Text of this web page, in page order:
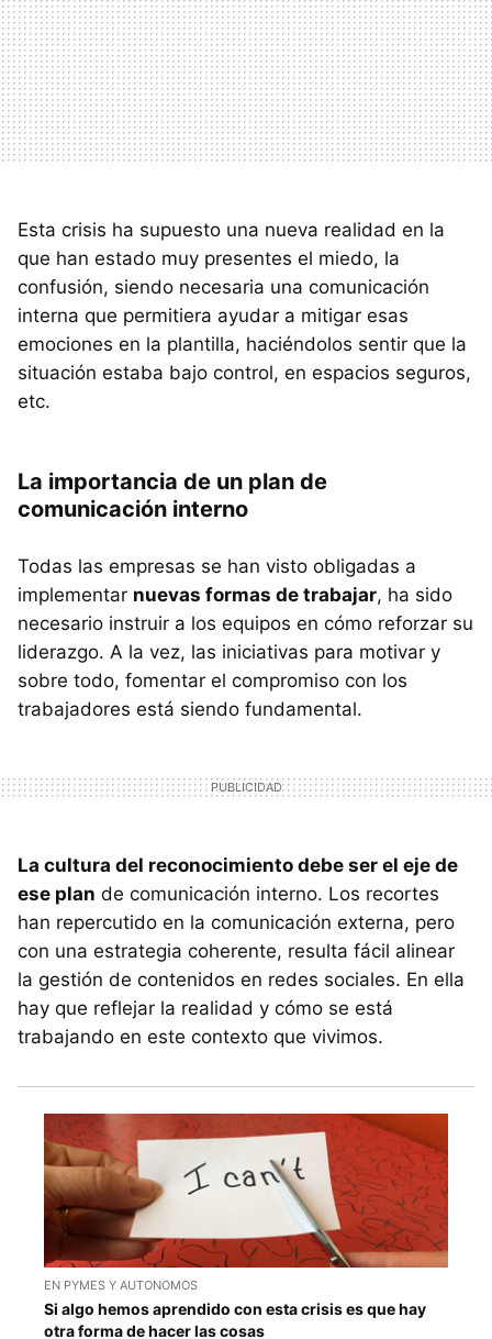
Esta crisis ha supuesto una nueva realidad en la
que han estado muy presentes el miedo, la
confusión, siendo necesaria una comunicación
interna que permitiera ayudar a mitigar esas
emociones en la plantilla, haciéndolos sentir que la
situación estaba bajo control, en espacios seguros,
etc.
La importancia de un plan de
comunicación interno
Todas las empresas se han visto obligadas a
implementar nuevas formas de trabajar, ha sido
necesario instruir a los equipos en cómo reforzar su
liderazgo. A la vez, las iniciativas para motivar y
sobre todo, fomentar el compromiso con los
trabajadores está siendo fundamental.
La cultura del reconocimiento debe ser el eje de
ese plan de comunicación interno. Los recortes
han repercutido en la comunicación externa, pero
con una estrategia coherente, resulta fácil alinear
la gestión de contenidos en redes sociales. En ella
hay que reflejar la realidad y cómo se está
trabajando en este contexto que vivimos.
EN PYMES Y AUTONOMOS
Si algo hemos aprendido con esta crisis es que hay
otra forma de hacer las cosas